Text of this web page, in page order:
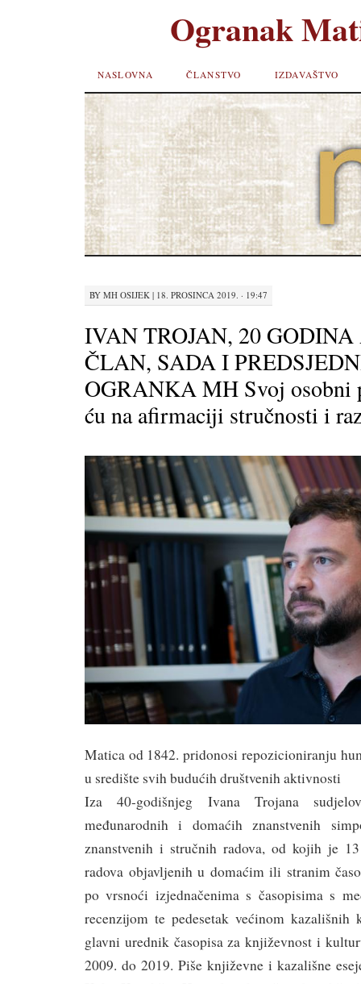
Ogranak
SKIP TO
CONTENT
NASLOVNA ČLANSTVO IZDAVAŠTVO
BY MH OSIJEK | 18. PROSINCA 2019. · 19:47
IVAN TROJAN, 20
ČLAN, SADA I
OGRANKA MH Svoj osobni
ću na afirmaciji stručnosti i
Matica od 1842. pridonosi repozicioniranju
u središte svih budućih društvenih aktivnosti
Iza 40-godišnjeg Ivana Trojana
međunarodnih i domaćih znanstvenih
znanstvenih i stručnih radova, od kojih je
radova objavljenih u domaćim ili stranim
po vrsnoći izjednačenima s časopisima s
recenzijom te pedesetak većinom
glavni urednik časopisa za književnost i
2009. do 2019. Piše književne i kazališne